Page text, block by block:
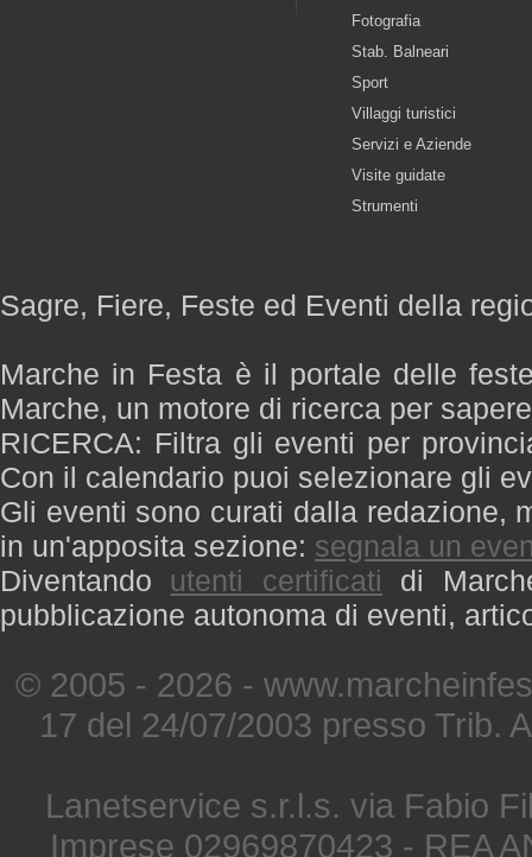
Fotografia
Stab. Balneari
Sport
Villaggi turistici
Servizi e Aziende
Visite guidate
Strumenti
Sagre, Fiere, Feste ed Eventi della
Marche in Festa è il portale delle
Marche, un motore di ricerca per
RICERCA: Filtra gli eventi per
Con il calendario puoi selezionare gli
Gli eventi sono curati dalla redazione,
in un'apposita sezione: segnala un
Diventando utenti certificati di
pubblicazione autonoma di eventi,
© 2005 - 2026 -
17 del 24/07/2003 presso Trib.
Lanetservice s.r.l.s. via Fabio
Imprese 02969870423 - REA